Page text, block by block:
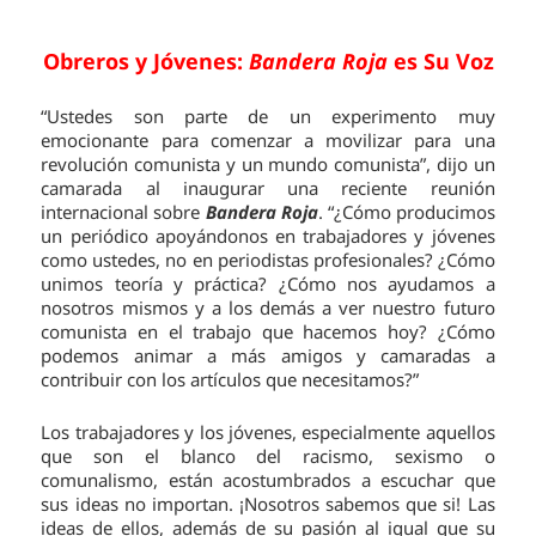
Obreros y Jóvenes: Bandera Rojaes Su Voz
“Ustedes son parte de un experimento muy
emocionante para comenzar a movilizar para una
revolución comunista y un mundo comunista”, dijo un
camarada al inaugurar una reciente reunión
internacional sobre Bandera Roja. “¿Cómo producimos
un periódico apoyándonos en trabajadores y jóvenes
como ustedes, no en periodistas profesionales? ¿Cómo
unimos teoría y práctica? ¿Cómo nos ayudamos a
nosotros mismos y a los demás a ver nuestro futuro
comunista en el trabajo que hacemos hoy? ¿Cómo
podemos animar a más amigos y camaradas a
contribuir con los artículos que necesitamos?”
Los trabajadores y los jóvenes, especialmente aquellos
que son el blanco del racismo, sexismo o
comunalismo, están acostumbrados a escuchar que
sus ideas no importan. ¡Nosotros sabemos que si! Las
ideas de ellos, además de su pasión al igual que su